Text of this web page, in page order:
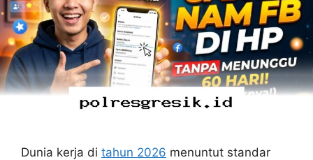
Dunia kerja di tahun 2026 menuntut standar